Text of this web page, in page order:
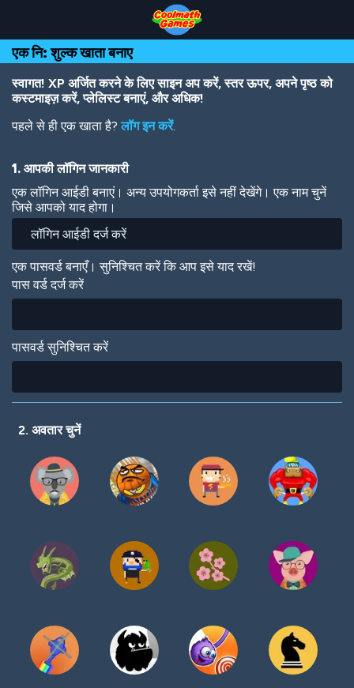
Top
of
Page
Navigation
Main
Content
Footer
main
content
एक नि: शुल्क खाता बनाए
स्वागत! XP अर्जित करने के लिए साइन अप करें, स्तर ऊपर, अपने पृष्ठ को
कस्टमाइज़ करें, प्लेलिस्ट बनाएं, और अधिक!
पहले से ही एक खाता है?लॉग इन करें.
1. आपकी लॉगिन जानकारी
एक लॉगिन आईडी बनाएं। अन्य उपयोगकर्ता इसे नहीं देखेंगे। एक नाम चुनें
जिसे आपको याद होगा।
एक पासवर्ड बनाएँ। सुनिश्चित करें कि आप इसे याद रखें!
पास वर्ड दर्ज करें
पासवर्ड सुनिश्चित करें
2. अवतार चुनें